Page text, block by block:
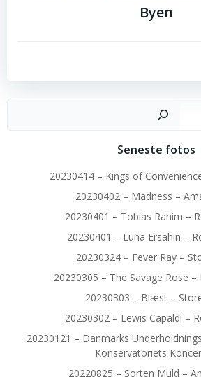
Byen
Seneste fotos
20230414 – Kings of
20230402 – Madness –
20230401 – Tobias Rahim –
20230401 – Luna Ersahin –
20230324 – Fever Ray –
20230305 – The Savage Rose –
20230303 – Blæst –
20230302 – Lewis Capaldi –
20230121 – Danmarks
Konservatoriets
20220825 – Sorten Muld –